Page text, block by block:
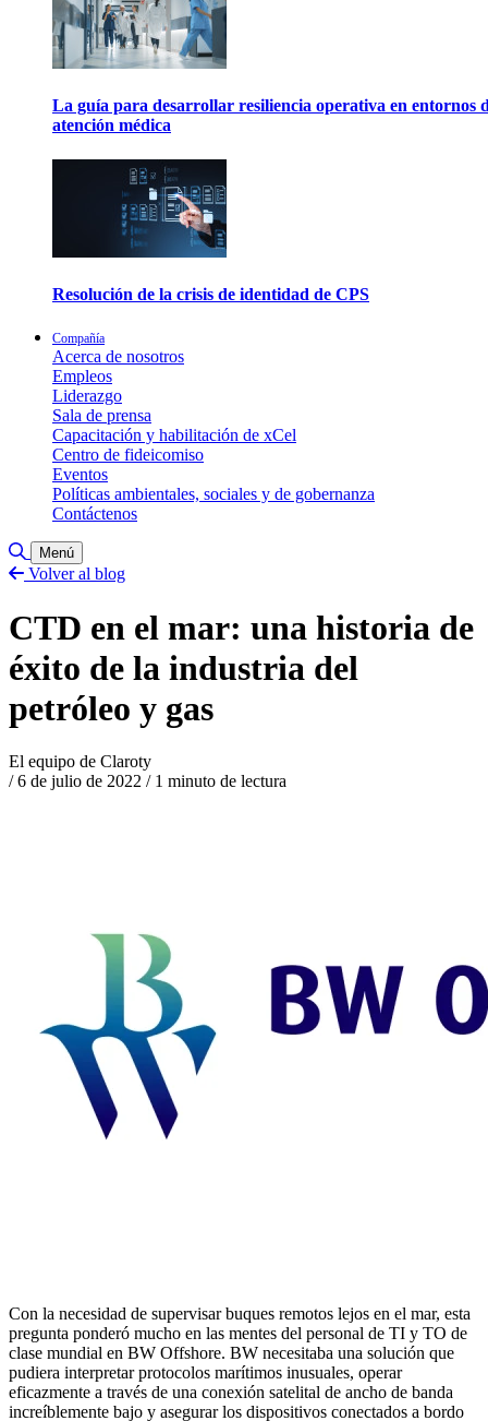
La guía para desarrollar resiliencia operativa en entornos
atención médica
Resolución de la crisis de identidad de CPS
Compañía
Acerca de nosotros
Empleos
Liderazgo
Sala de prensa
Capacitación y habilitación de xCel
Centro de fideicomiso
Eventos
Políticas ambientales, sociales y de gobernanza
Contáctenos
Alternar búsqueda
Menú
Volver al blog
CTD en el mar: una historia de
éxito de la industria del
petróleo y gas
El equipo de Claroty
/ 6 de julio de 2022 /1 minuto de lectura
Con la necesidad de supervisar buques remotos lejos en el mar, esta
pregunta ponderó mucho en las mentes del personal de TI y TO de
clase mundial en BW Offshore. BW necesitaba una solución que
pudiera interpretar protocolos marítimos inusuales, operar
eficazmente a través de una conexión satelital de ancho de banda
increíblemente bajo y asegurar los dispositivos conectados a bordo